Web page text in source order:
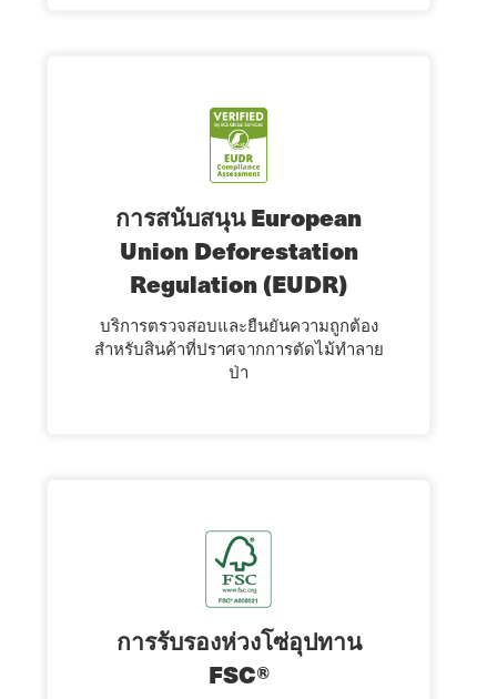
การสนับสนุน European
Union Deforestation
Regulation (EUDR)
บริการตรวจสอบและยืนยันความถูกต้อง
สําหรับสินค้าที่ปราศจากการตัดไม้ทําลาย
ป่า
การรับรองห่วงโซ่อุปทาน
FSC®